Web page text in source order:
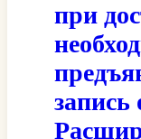
при
запись